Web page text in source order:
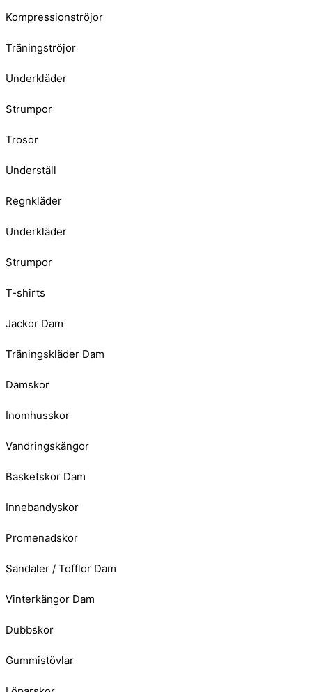
Kompressionströjor
Träningströjor
Underkläder
Strumpor
Trosor
Underställ
Regnkläder
Underkläder
Strumpor
T-shirts
Jackor Dam
Träningskläder Dam
Damskor
Inomhusskor
Vandringskängor
Basketskor Dam
Innebandyskor
Promenadskor
Sandaler / Tofflor Dam
Vinterkängor Dam
Dubbskor
Gummistövlar